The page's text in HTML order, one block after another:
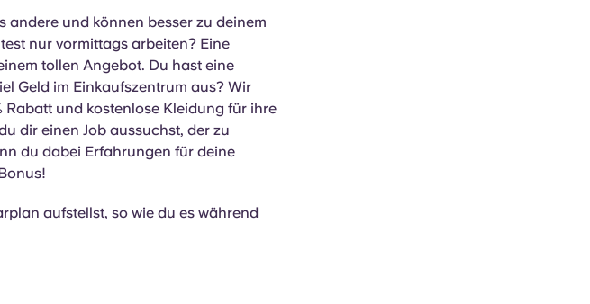
andere und können besser zu deinem
nur vormittags arbeiten? Eine
tollen Angebot. Du hast eine
Geld im Einkaufszentrum aus? Wir
und kostenlose Kleidung für ihre
dir einen Job aussuchst, der zu
du dabei Erfahrungen für deine
aufstellst, so wie du es während